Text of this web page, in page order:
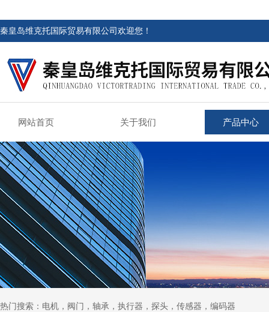
秦皇岛维克托国际贸易有限公司欢迎您！
网站首页 关于我们 产品中心
热门搜索：电机，阀门，轴承，执行器，探头，传感器，编码器